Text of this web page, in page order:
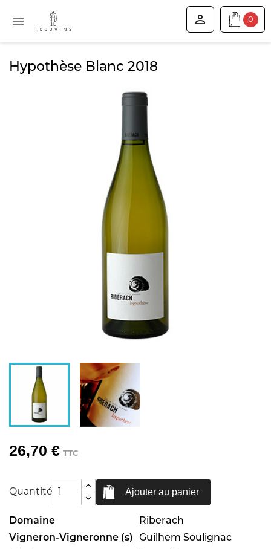
 0

Hypothèse Blanc 2018
26,70 € TTC
Quantité Ajouter au panier
Domaine
Riberach
Vigneron-Vigneronne (s)
Guilhem Soulignac